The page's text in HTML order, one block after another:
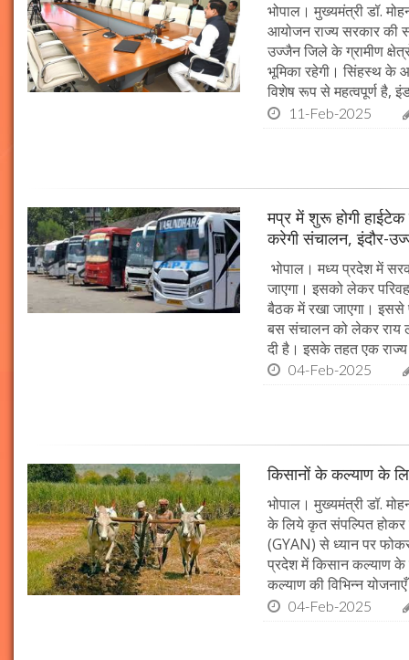
भोपाल। मुख्यमंत्री डॉ.
आयोजन राज्य सरकार की
उज्जैन जिले के ग्रामीण
भूमिका रहेगी। सिंहस्थ के
विशेष रूप से महत्वपूर्ण है,
11-Feb-2025
मप्र में शुरू होगी
करेगी संचालन, इंदौर-
भोपाल। मध्य प्रदेश में
जाएगा। इसको लेकर
बैठक में रखा जाएगा। इससे
बस संचालन को लेकर राय
दी है। इसके तहत एक
04-Feb-2025
किसानों के कल्याण के
भोपाल। मुख्यमंत्री डॉ.
के लिये कृत संपल्पित होकर
(GYAN) से ध्यान पर
प्रदेश में किसान कल्याण के
कल्याण की विभिन्न
04-Feb-2025